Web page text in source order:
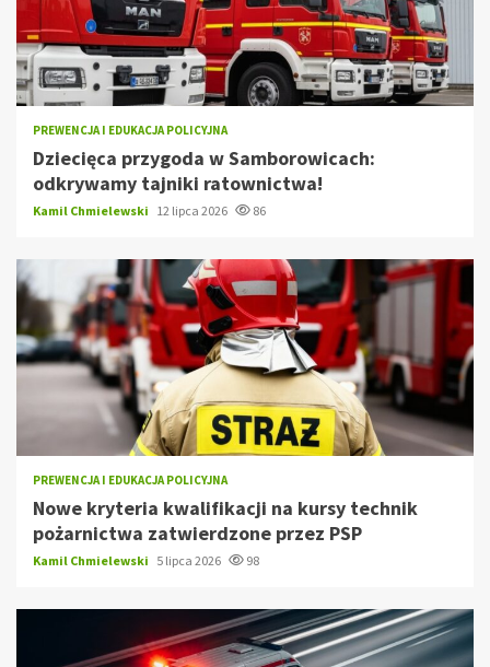
PREWENCJA I EDUKACJA POLICYJNA
Dziecięca przygoda w Samborowicach:
odkrywamy tajniki ratownictwa!
Kamil Chmielewski 12 lipca 2026 86
PREWENCJA I EDUKACJA POLICYJNA
Nowe kryteria kwalifikacji na kursy technik
pożarnictwa zatwierdzone przez PSP
Kamil Chmielewski 5 lipca 2026 98